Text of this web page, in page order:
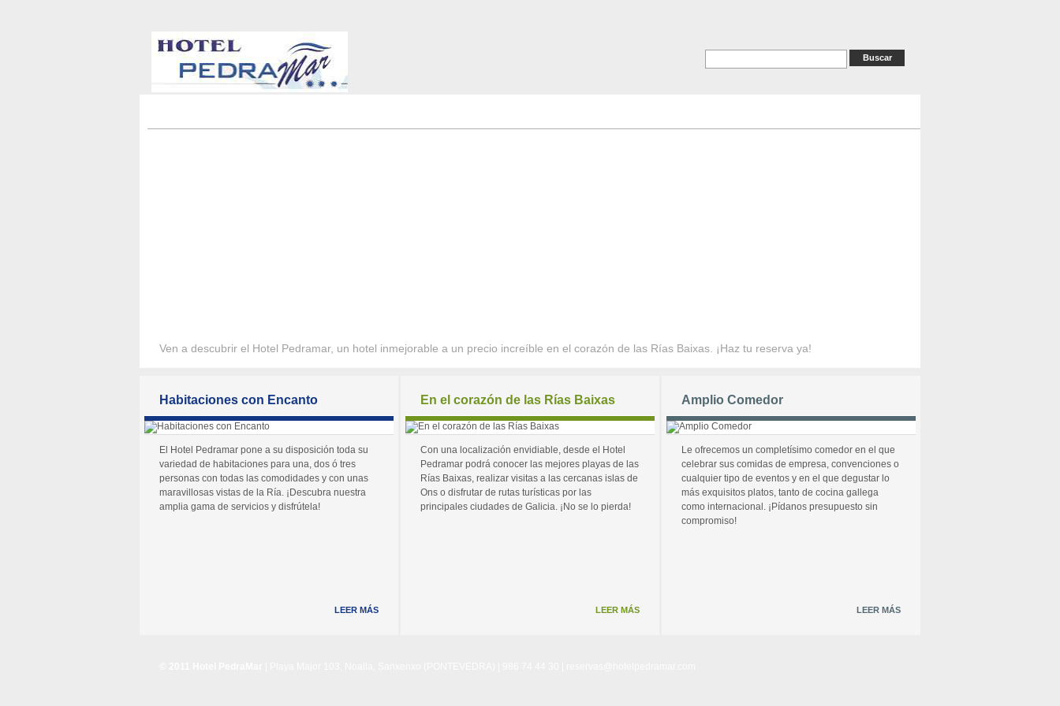
Ven a descubrir el Hotel Pedramar, un hotel inmejorable a un precio increíble en el corazón de las Rías Baixas. ¡Haz tu reserva ya!
Habitaciones con Encanto
El Hotel Pedramar pone a su disposición toda su
variedad de habitaciones para una, dos ó tres
personas con todas las comodidades y con unas
maravillosas vistas de la Ría. ¡Descubra nuestra
amplia gama de servicios y disfrútela!
LEER MÁS
En el corazón de las Rías Baixas
Con una localización envidiable, desde el Hotel
Pedramar podrá conocer las mejores playas de las
Rías Baixas, realizar visitas a las cercanas islas de
Ons o disfrutar de rutas turísticas por las
principales ciudades de Galicia. ¡No se lo pierda!
LEER MÁS
Amplio Comedor
Le ofrecemos un completísimo comedor en el que
celebrar sus comidas de empresa, convenciones o
cualquier tipo de eventos y en el que degustar lo
más exquisitos platos, tanto de cocina gallega
como internacional. ¡Pídanos presupuesto sin
compromiso!
LEER MÁS